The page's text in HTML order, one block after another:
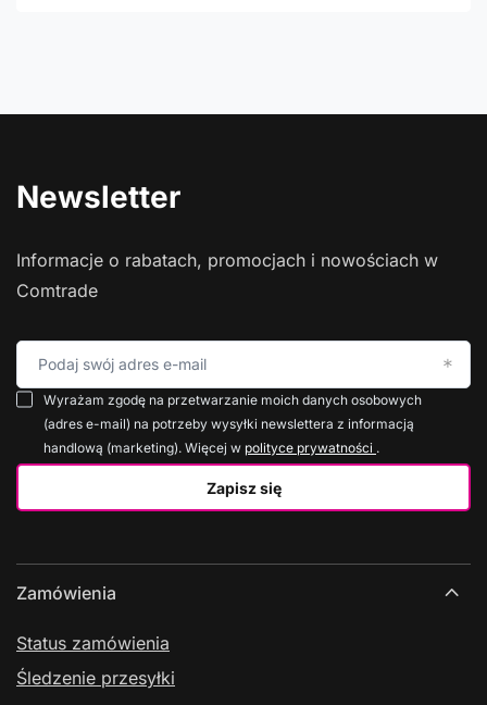
Newsletter
Informacje o rabatach, promocjach i nowościach w
Comtrade
Podaj swój adres e-mail
Zapisz się
Wyrażam zgodę na przetwarzanie moich danych osobowych
(adres e-mail) na potrzeby wysyłki newslettera z informacją
handlową (marketing). Więcej w polityce prywatności .
Zamówienia
Status zamówienia
Śledzenie przesyłki